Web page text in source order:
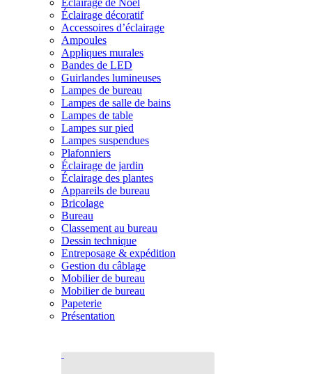
Éclairage de Noël
Éclairage décoratif
Accessoires d’éclairage
Ampoules
Appliques murales
Bandes de LED
Guirlandes lumineuses
Lampes de bureau
Lampes de salle de bains
Lampes de table
Lampes sur pied
Lampes suspendues
Plafonniers
Éclairage de jardin
Éclairage des plantes
Appareils de bureau
Bricolage
Bureau
Classement au bureau
Dessin technique
Entreposage & expédition
Gestion du câblage
Mobilier de bureau
Mobilier de bureau
Papeterie
Présentation